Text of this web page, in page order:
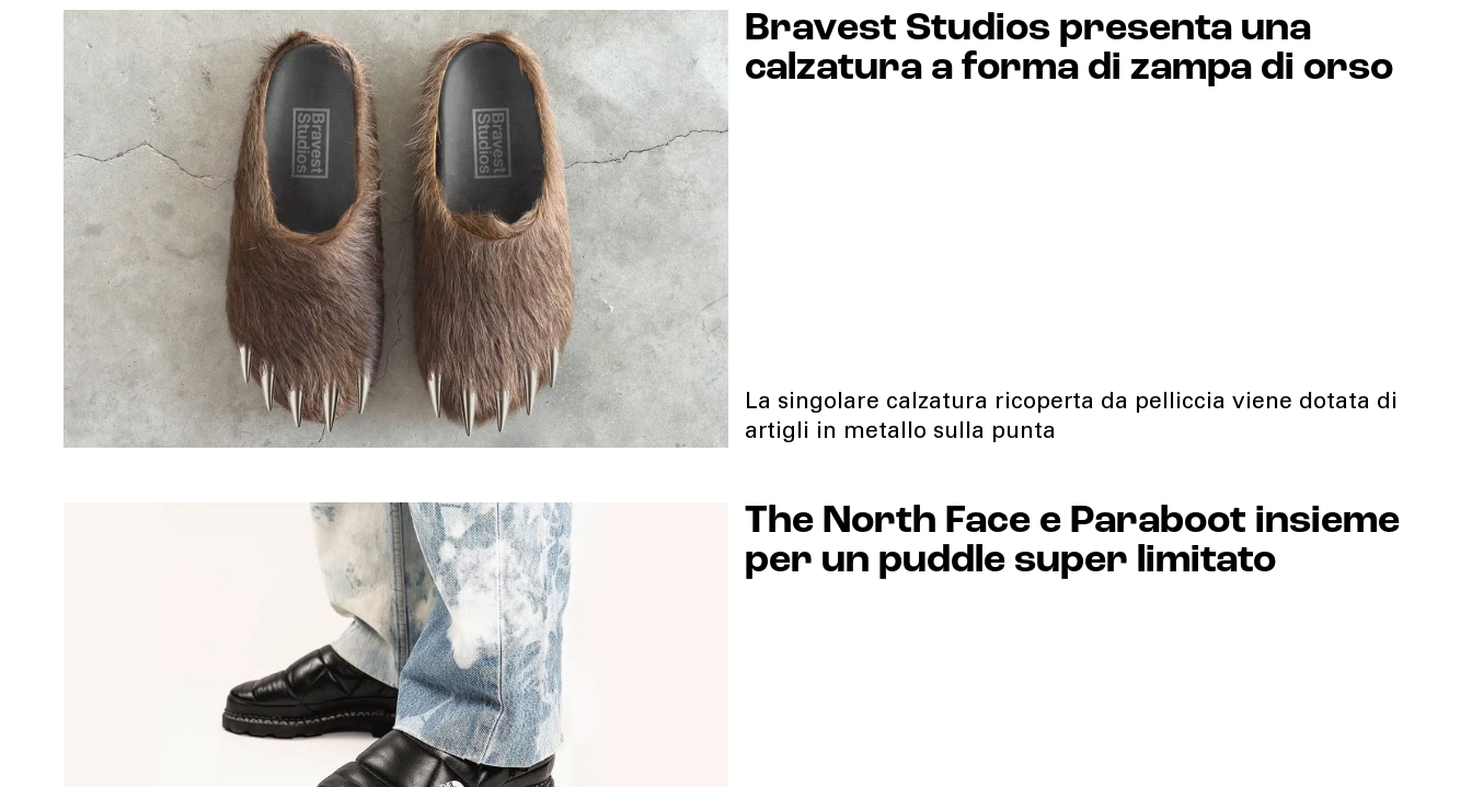
Bravest Studios presenta una
calzatura a forma di zampa di orso
La singolare calzatura ricoperta da pelliccia viene dotata di
artigli in metallo sulla punta
The North Face e Paraboot insieme
per un puddle super limitato